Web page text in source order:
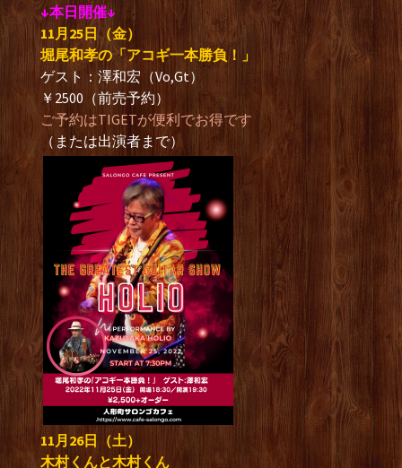
↓本日開催↓
11月25日（金）
堀尾和孝の「アコギ一本勝負！」
ゲスト：澤和宏（Vo,Gt）
￥2500（前売予約）
ご予約はTIGETが便利でお得です
（または出演者まで）
11月26日（土）
木村くんと木村くん